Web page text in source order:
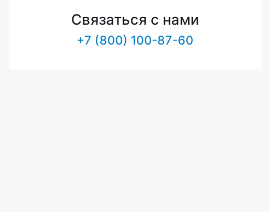
Связаться с нами
+7 (800) 100-87-60